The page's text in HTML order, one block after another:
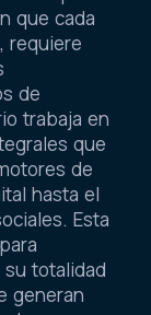
que cada
requiere
de
trabaja en
que
de
hasta el
Esta
totalidad
generan